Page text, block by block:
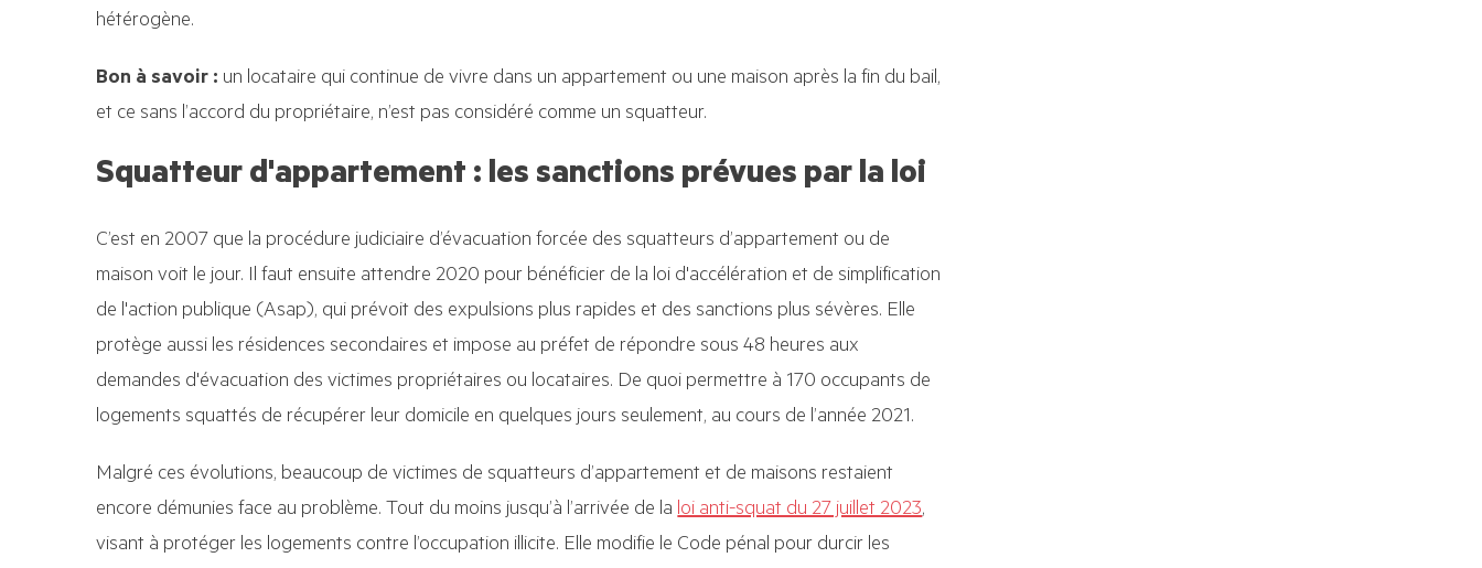
hétérogène.
Bon à savoir : un locataire qui continue de vivre dans un appartement ou une maison après la fin du bail,
et ce sans l’accord du propriétaire, n’est pas considéré comme un squatteur.
Squatteur d'appartement : les sanctions prévues par la loi
C’est en 2007 que la procédure judiciaire d’évacuation forcée des squatteurs d’appartement ou de
maison voit le jour. Il faut ensuite attendre 2020 pour bénéficier de la loi d'accélération et de simplification
de l'action publique (Asap), qui prévoit des expulsions plus rapides et des sanctions plus sévères. Elle
protège aussi les résidences secondaires et impose au préfet de répondre sous 48 heures aux
demandes d'évacuation des victimes propriétaires ou locataires. De quoi permettre à 170 occupants de
logements squattés de récupérer leur domicile en quelques jours seulement, au cours de l’année 2021.
Malgré ces évolutions, beaucoup de victimes de squatteurs d’appartement et de maisons restaient
encore démunies face au problème. Tout du moins jusqu’à l’arrivée de la loi anti-squat du 27 juillet 2023,
visant à protéger les logements contre l’occupation illicite. Elle modifie le Code pénal pour durcir les